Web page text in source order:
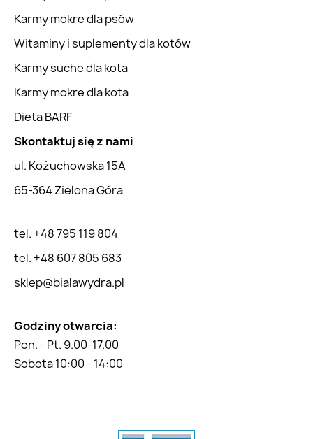
Karmy mokre dla psów
Witaminy i suplementy dla kotów
Karmy suche dla kota
Karmy mokre dla kota
Dieta BARF
Skontaktuj się z nami
ul. Kożuchowska 15A
65-364 Zielona Góra
tel. +48 795 119 804
tel. +48 607 805 683
sklep@bialawydra.pl
Godziny otwarcia:
Pon. - Pt. 9.00-17.00
Sobota 10:00 - 14:00